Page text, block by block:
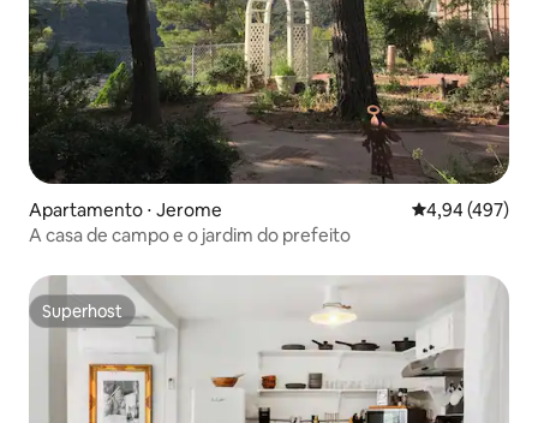
Apartamento ⋅ Jerome 4,94 de uma
4,94 (497)
A casa de campo e o jardim do prefeito
Superhost
Superhost